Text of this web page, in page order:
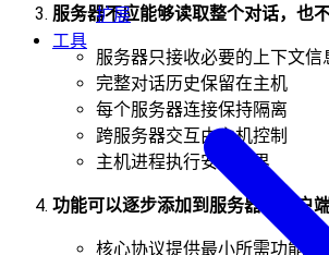
扩展
工具
服务器不应能够读取整个对话，也
服务器只接收必要的上下文信
完整对话历史保留在主机
每个服务器连接保持隔离
跨服务器交互由主机控制
主机进程执行安全边界
功能可以逐步添加到服务器和客户
核心协议提供最小所需功能